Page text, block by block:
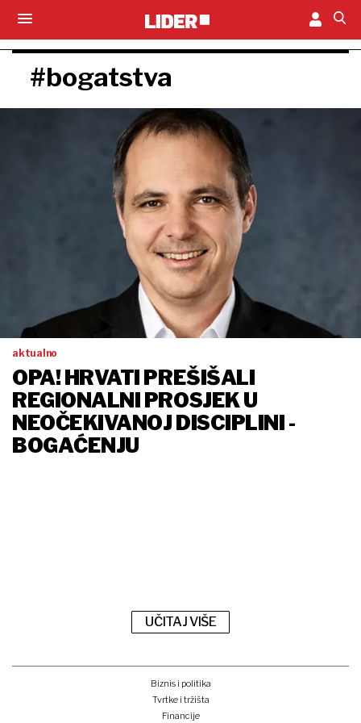
#bogatstva
aktualno
OPA! HRVATI PREŠIŠALI
REGIONALNI PROSJEK U
NEOČEKIVANOJ DISCIPLINI -
BOGAĆENJU
UČITAJ VIŠE
Biznis i politika
Tvrtke i tržišta
Financije